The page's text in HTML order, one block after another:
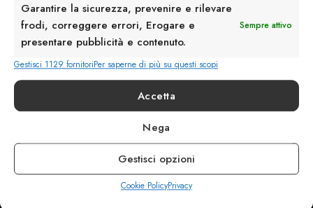
Garantire la sicurezza, prevenire e rilevare
frodi, correggere errori, Erogare e
presentare pubblicità e contenuto.
Sempre attivo
Gestisci 1129 fornitoriPer saperne di più su questi scopi
Accetta
Nega
Gestisci opzioni
Cookie PolicyPrivacy
Rimani in contatto con noi
Servizio Clienti